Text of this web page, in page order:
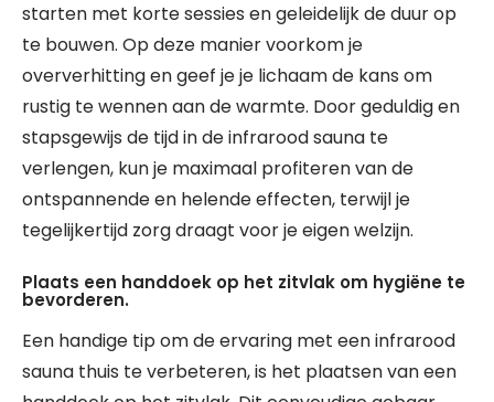
starten met korte sessies en geleidelijk de duur op
te bouwen. Op deze manier voorkom je
oververhitting en geef je je lichaam de kans om
rustig te wennen aan de warmte. Door geduldig en
stapsgewijs de tijd in de infrarood sauna te
verlengen, kun je maximaal profiteren van de
ontspannende en helende effecten, terwijl je
tegelijkertijd zorg draagt voor je eigen welzijn.
Plaats een handdoek op het zitvlak om hygiëne te
bevorderen.
Een handige tip om de ervaring met een infrarood
sauna thuis te verbeteren, is het plaatsen van een